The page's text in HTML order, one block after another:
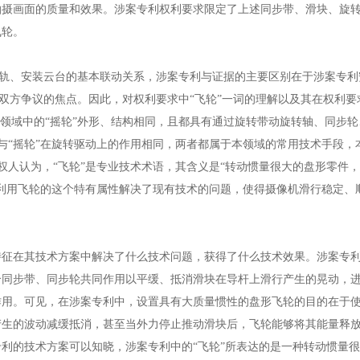
画面的质量和效果。涉案专利权利要求限定了上述同步带、滑块、旋
。
安装云台的基本联动关系，涉案专利与证据的主要区别在于涉案专利
方争议的焦点。因此，对权利要求中“飞轮”一词的理解以及其在权利
域中的“摇轮”外形、结构相同，且都具有通过旋转带动旋转轴、同步
“摇轮”在旋转驱动上的作用相同，两者都属于本领域的常用技术手段
人认为，“飞轮”是专业技术术语，其含义是“转动惯量很大的盘形零件
飞轮的这个特有属性解决了现有技术的问题，使得摄像机滑行稳定、
其技术方案中解决了什么技术问题，获得了什么技术效果。涉案专
步带、同步轮共同作用以平缓、抵消滑块在导杆上滑行产生的晃动，
。可见，在涉案专利中，设置具有大质量惯性的盘形飞轮的目的在于
的波动减缓抵消，甚至当外力停止推动滑块后，飞轮能够将其能量释
的技术方案可以知晓，涉案专利中的“飞轮”所表达的是一种转动惯量